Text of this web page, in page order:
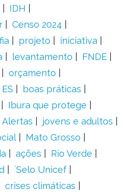
IDH
Censo 2024
projeto
iniciativa
levantamento
FNDE
orçamento
ES
boas práticas
Ibura que protege
Alertas
jovens e adultos
Mato Grosso
ações
Rio Verde
´Selo Unicef
crises climáticas